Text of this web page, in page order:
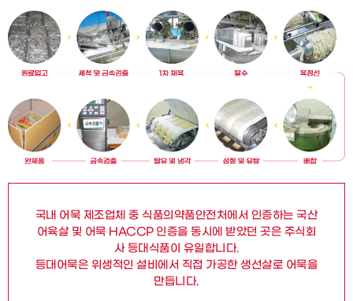
국내 어묵 제조업체 중 식품의약품안전처에서 인증하는 국산
어육살 및 어묵 HACCP 인증을 동시에 받았던 곳은 주식회
사 등대식품이 유일합니다.
등대어묵은 위생적인 설비에서 직접 가공한 생선살로 어묵을
만듭니다.